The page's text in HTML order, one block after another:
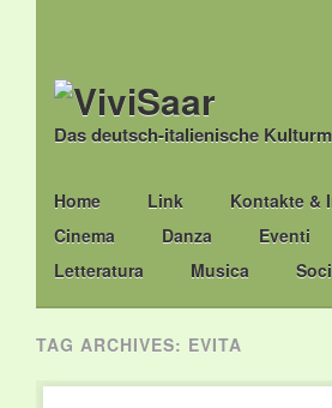
Das deutsch-italienische
Main menu
Skip
to
content
Home Link
Kontakte &
Cinema
Danza Eventi
Letteratura
Musica
TAG ARCHIVES: EVITA